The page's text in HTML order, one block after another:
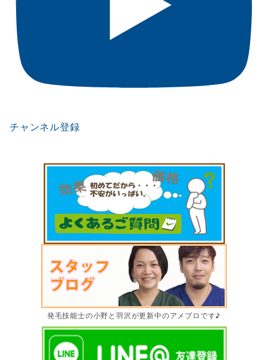
チャンネル登録
発毛技能士の小野と羽沢が更新中のアメブロです♪